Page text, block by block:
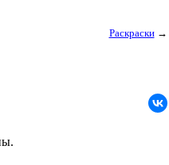
Раскраски→